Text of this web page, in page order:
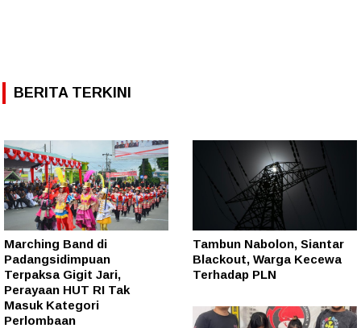
BERITA TERKINI
Marching Band di
Padangsidimpuan
Terpaksa Gigit Jari,
Perayaan HUT RI Tak
Masuk Kategori
Perlombaan
Tambun Nabolon, Siantar
Blackout, Warga Kecewa
Terhadap PLN